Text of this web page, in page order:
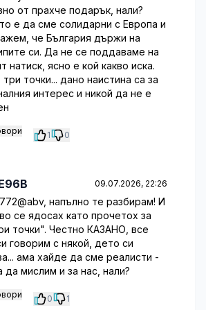
от прахче подарък, нали?
е да сме солидарни с Европа и
че България държи на
си. Да не се поддаваме на
натиск, ясно е кой какво иска.
точки... дано наистина са за
интерес и никой да не е
1 0
09.07.2026, 22:26
напълно те разбирам! И
се ядосах като прочетох за
точки". Честно КАЗАНО, все
говорим с някой, дето си
ама хайде да сме реалисти -
да мислим и за нас, нали?
0 1